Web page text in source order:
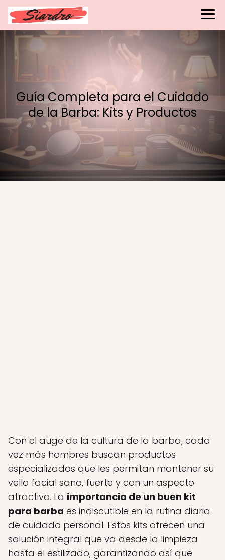
Guía Completa para el Cuidado
de la Barba: Kits y Productos
Con el auge de la cultura de la barba, cada
vez más hombres buscan productos
especializados que les permitan mantener su
vello facial sano, fuerte y con un aspecto
atractivo. La importancia de un buen kit
para barba es indiscutible en la rutina diaria
de cuidado personal. Estos kits ofrecen una
solución integral que va desde la limpieza
hasta el estilizado, garantizando así que